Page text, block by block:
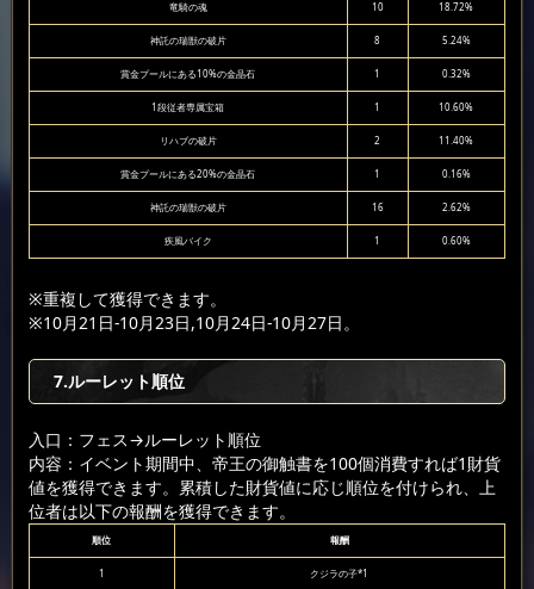
竜騎の魂 10 18.72%
神託の瑞獣の破片 8 5.24%
賞金プールにある10%の金晶石 1 0.32%
1段従者専属宝箱 1 10.60%
リハブの破片 2 11.40%
賞金プールにある20%の金晶石 1 0.16%
神託の瑞獣の破片 16 2.62%
疾風バイク 1 0.60%
※重複して獲得できます。
※10月21日-10月23日,10月24日-10月27日。
7.ルーレット順位
入口：フェス→ルーレット順位
内容：イベント期間中、帝王の御触書を100個消費すれば1財貨
値を獲得できます。累積した財貨値に応じ順位を付けられ、上
位者は以下の報酬を獲得できます。
順位 報酬
1 クジラの子*1